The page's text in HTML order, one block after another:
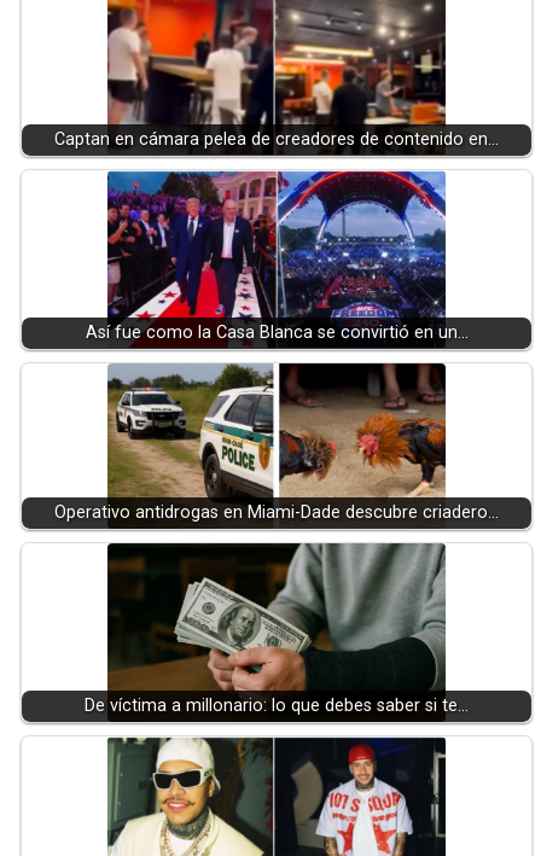
Captan en cámara pelea de creadores de contenido en…
Así fue como la Casa Blanca se convirtió en un…
Operativo antidrogas en Miami-Dade descubre criadero…
De víctima a millonario: lo que debes saber si te…